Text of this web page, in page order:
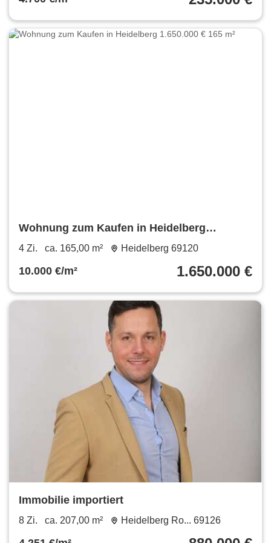
Wohnung zum Kaufen in Heidelberg
1.650.000 € 165 m²
4 Zi. ca. 165,00 m² Heidelberg 69120
10.000 €/m² 1.650.000 €
Immobilie importiert
8 Zi. ca. 207,00 m² Heidelberg Ro... 69126